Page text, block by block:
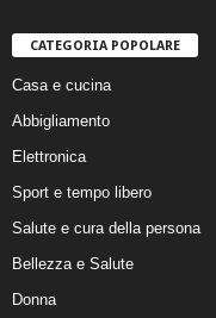
CATEGORIA POPOLARE
Casa e cucina
Abbigliamento
Elettronica
Sport e tempo libero
Salute e cura della persona
Bellezza e Salute
Donna